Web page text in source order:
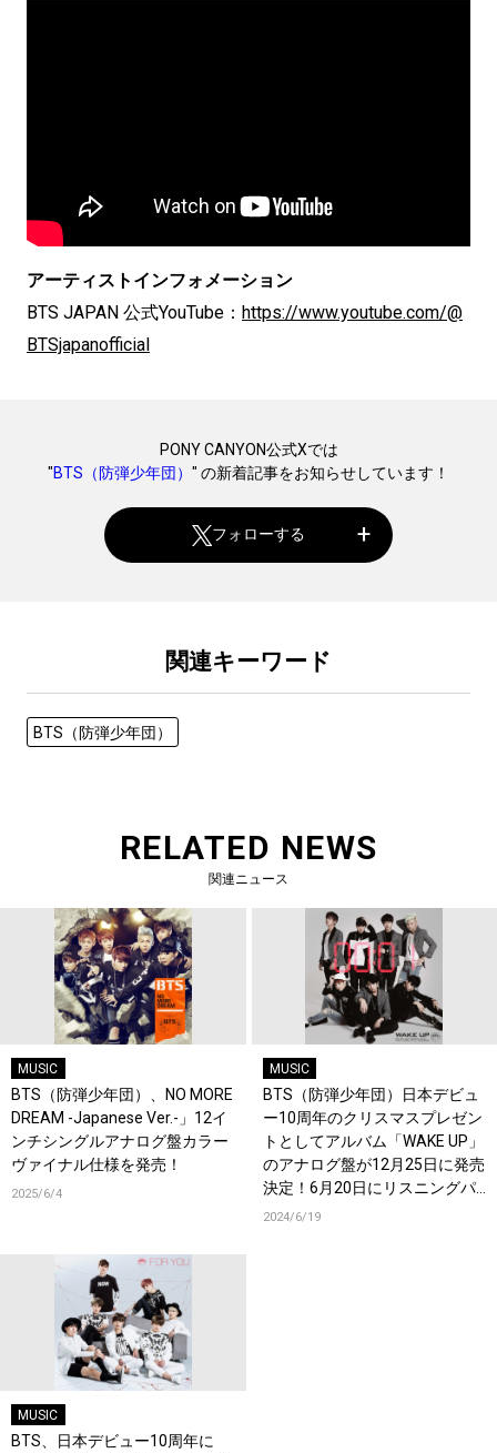
アーティストインフォメーション
BTS JAPAN 公式YouTube： https://www.youtube.com/@
BTSjapanofficial
PONY CANYON公式Xでは
"BTS（防弾少年団） " の新着記事をお知らせしています！
フォローする
関連キーワード
BTS（防弾少年団）
RELATED NEWS
関連ニュース
MUSIC
BTS（防弾少年団）、NO MORE
DREAM -Japanese Ver.-」12イ
ンチシングルアナログ盤カラー
ヴァイナル仕様を発売！
2025/6/4
MUSIC
BTS（防弾少年団）日本デビュ
ー10周年のクリスマスプレゼン
トとしてアルバム「WAKE UP」
のアナログ盤が12月25日に発売
決定！6月20日にリスニングパ
ーティー開催決定！
2024/6/19
MUSIC
BTS、日本デビュー10周年に